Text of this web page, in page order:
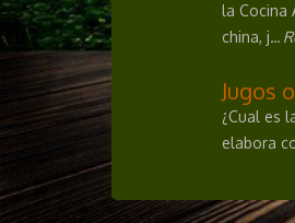
la Cocina
china, j...
Jugos
¿Cual es
elabora